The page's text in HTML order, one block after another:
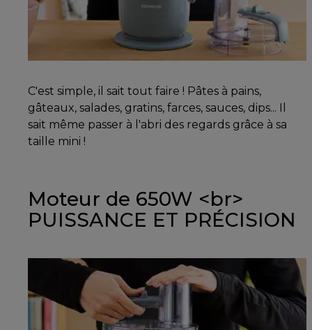
C'est simple, il sait tout faire ! Pâtes à pains,
gâteaux, salades, gratins, farces, sauces, dips... Il
sait même passer à l'abri des regards grâce à sa
taille mini !
Moteur de 650W <br>
PUISSANCE ET PRÉCISION